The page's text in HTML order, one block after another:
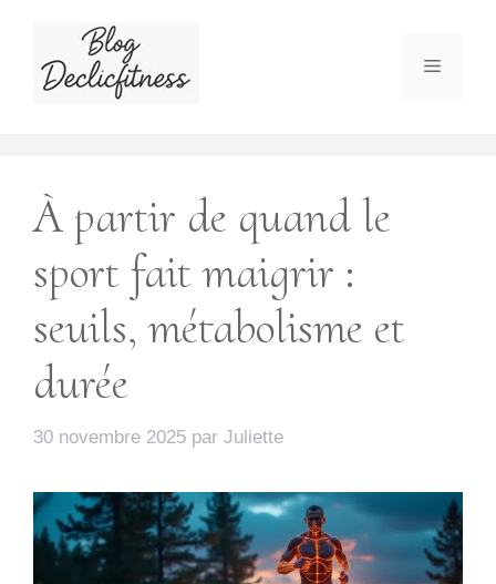
contenu
Menu
À partir de quand le
sport fait maigrir :
seuils, métabolisme et
durée
30 novembre 2025 par Juliette